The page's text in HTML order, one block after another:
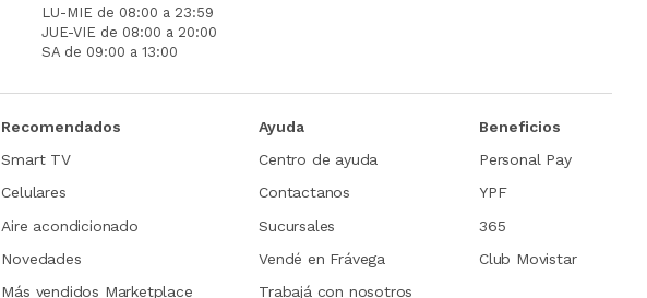
LU-MIE de 08:00 a 23:59
JUE-VIE de 08:00 a 20:00
SA de 09:00 a 13:00
Recomendados
Smart TV
Celulares
Aire acondicionado
Novedades
Más vendidos Marketplace
Ayuda
Centro de ayuda
Contactanos
Sucursales
Vendé en Frávega
Trabajá con nosotros
Beneficios
Personal Pay
YPF
365
Club Movistar